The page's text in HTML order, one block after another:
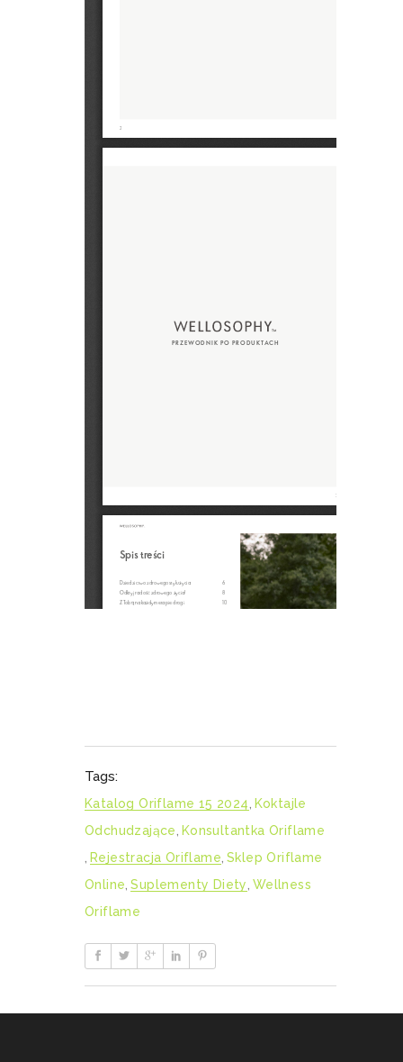
Tags:
Katalog Oriflame 15 2024 Koktajle
Odchudzające Konsultantka Oriflame
Rejestracja Oriflame Sklep Oriflame
Online Suplementy Diety Wellness
Oriflame